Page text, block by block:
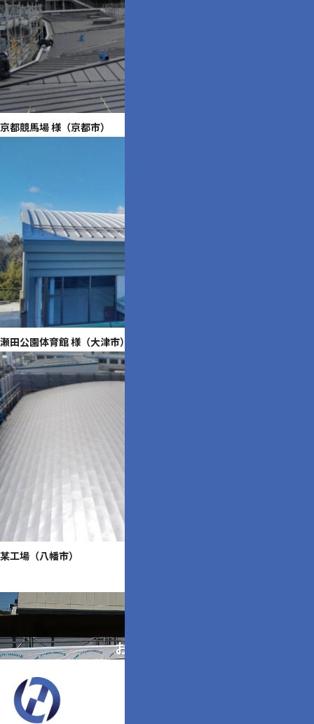
京都競馬場 様（京都市）
瀬田公園体育館 様（大津市）
某工場（八幡市）
お問い合わせ